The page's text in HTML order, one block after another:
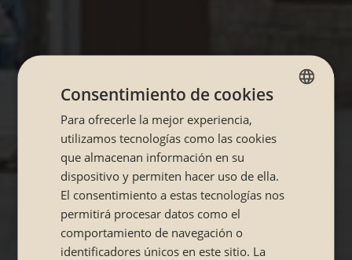
CATALÁN
Consentimiento de cookies
Para ofrecerle la mejor experiencia,
utilizamos tecnologías como las cookies
que almacenan información en su
dispositivo y permiten hacer uso de ella.
El consentimiento a estas tecnologías nos
permitirá procesar datos como el
comportamiento de navegación o
identificadores únicos en este sitio. La